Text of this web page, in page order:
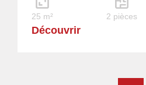
25 m² 2 pièces
Découvrir